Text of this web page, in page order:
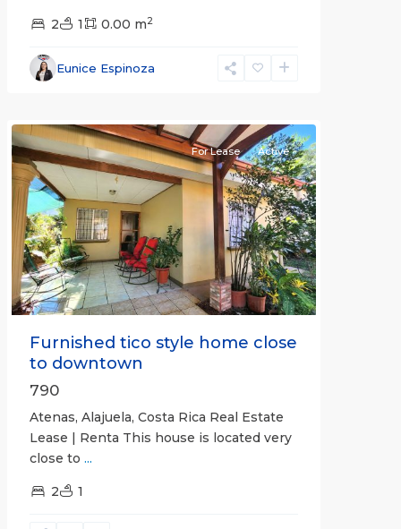
2 1 0.00 m2
Eunice Espinoza
Alajuela
(Province)
Previous Next
For Lease Active
Furnished tico style home close
to downtown
790
Atenas, Alajuela, Costa Rica Real Estate
Lease | Renta This house is located very
close to ...
2 1